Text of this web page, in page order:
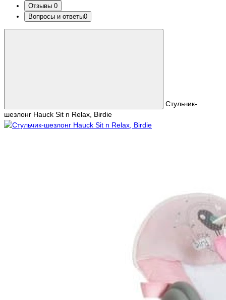
Отзывы 0
Вопросы и ответы0
Стульчик-
шезлонг Hauck Sit n Relax, Birdie